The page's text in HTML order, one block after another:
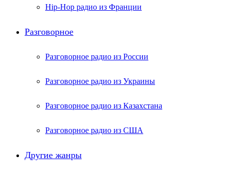
Hip-Hop радио из Франции
Разговорное
Разговорное радио из России
Разговорное радио из Украины
Разговорное радио из Казахстана
Разговорное радио из США
Другие жанры